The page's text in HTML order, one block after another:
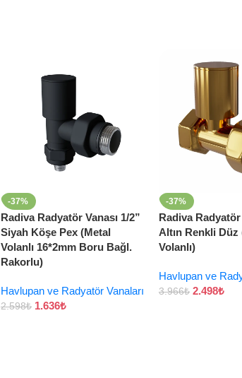
-37%
Radiva Radyatör Vanası 1/2”
Siyah Köşe Pex (Metal
Volanlı 16*2mm Boru Bağl.
Rakorlu)
Havlupan ve Radyatör Vanaları
2.598₺ 1.636₺
-37%
Radiva Radyatör
Altın Renkli Düz
Volanlı)
Havlupan ve
3.966₺ 2.498₺